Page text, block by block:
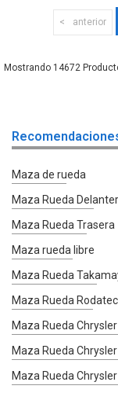
anterior
14672
Maza de rueda
Maza Rueda
Maza Rueda Trasera
Maza rueda libre
Maza Rueda
Maza Rueda
Maza Rueda
Maza Rueda
Maza Rueda